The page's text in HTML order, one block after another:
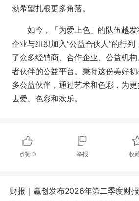
勃希望扎根更多角落。
如今，「为爱上色」的队伍越发
企业与组织加入“公益合伙人”的行
了众多经销商、合作企业、公益机
者伙伴的公益平台。秉持这份美好
多公益伙伴，通过艺术和色彩，为
去爱、色彩和欢乐。
点赞 0 举报 收
财报｜赢创发布2026年第二季度财